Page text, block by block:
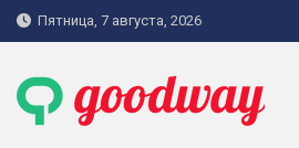
Skip
to
Пятница, 7 августа, 2026